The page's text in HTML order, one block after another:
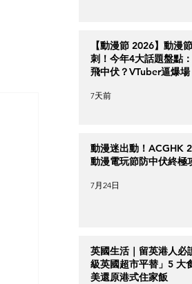
【動漫節 2026】動漫
刺！今年4大話題盤點
飛中伏？VTuber逼爆場
7天前
動漫迷出動！ACGHK
動漫電玩節防中伏終極
7月24日
英國生活｜留英港人必
級英國超市平替」5 大
美還原港式住家飯